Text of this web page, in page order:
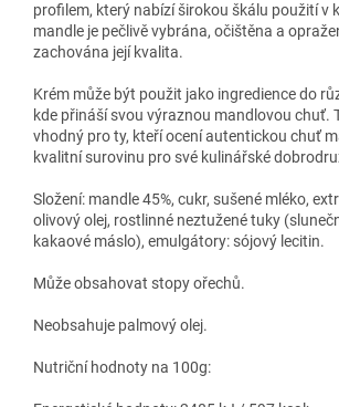
profilem, který nabízí širokou škálu použití v
mandle je pečlivě vybrána, očištěna a
zachována její kvalita.
Krém může být použit jako ingredience do
kde přináší svou výraznou mandlovou chuť.
vhodný pro ty, kteří ocení autentickou chuť
kvalitní surovinu pro své kulinářské
Složení: mandle 45%, cukr, sušené mléko,
olivový olej, rostlinné neztužené tuky
kakaové máslo), emulgátory: sójový lecitin.
Může obsahovat stopy ořechů.
Neobsahuje palmový olej.
Nutriční hodnoty na 100g: